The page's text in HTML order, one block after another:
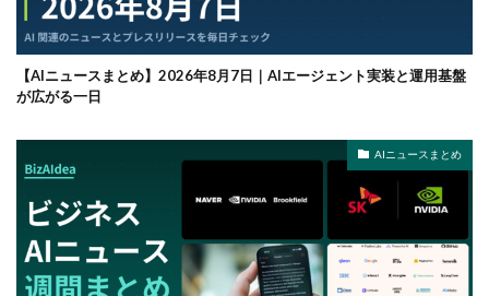
【AIニュースまとめ】2026年8月7日｜AIエージェント実装と運用基盤
が広がる一日
AIニュースまとめ